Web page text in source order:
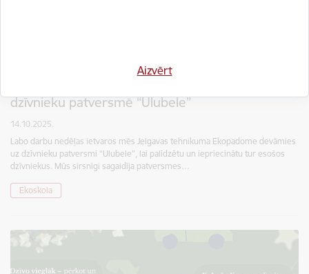
Aizvērt
dzīvnieku patversmē “Ulubele”
14.10.2025.
Labo darbu nedēļas ietvaros mēs Jelgavas tehnikuma Ekopadome devāmies
uz dzīvnieku patversmi “Ulubele”, lai palīdzētu un iepriecinātu tur esošos
dzīvniekus. Mūs sirsnīgi sagaidīja patversmes…
Ekoskola